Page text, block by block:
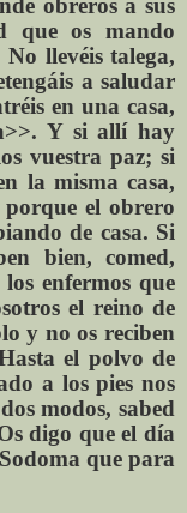
obreros a sus
que os mando
llevéis talega,
a saludar
en una casa,
Y si allí hay
vuestra paz; si
la misma casa,
el obrero
de casa. Si
bien, comed,
enfermos que
el reino de
y no os reciben
el polvo de
a los pies nos
modos, sabed
digo que el día
que para